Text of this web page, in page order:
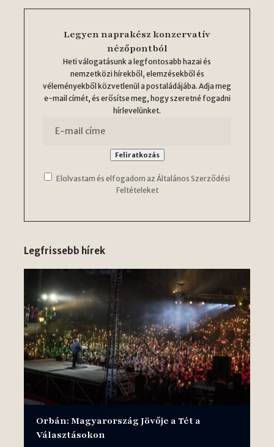
Legyen naprakész konzervatív
nézőpontból
Heti válogatásunk a legfontosabb hazai és
nemzetközi hírekből, elemzésekből és
véleményekből közvetlenül a postaládájába. Adja meg
e-mail címét, és erősítse meg, hogy szeretné fogadni
hírlevelünket.
Elolvastam és elfogadom az Általános Szerződési
Feltételeket
Legfrissebb hírek
Orbán: Magyarország Jövője a Tét a
Választásokon